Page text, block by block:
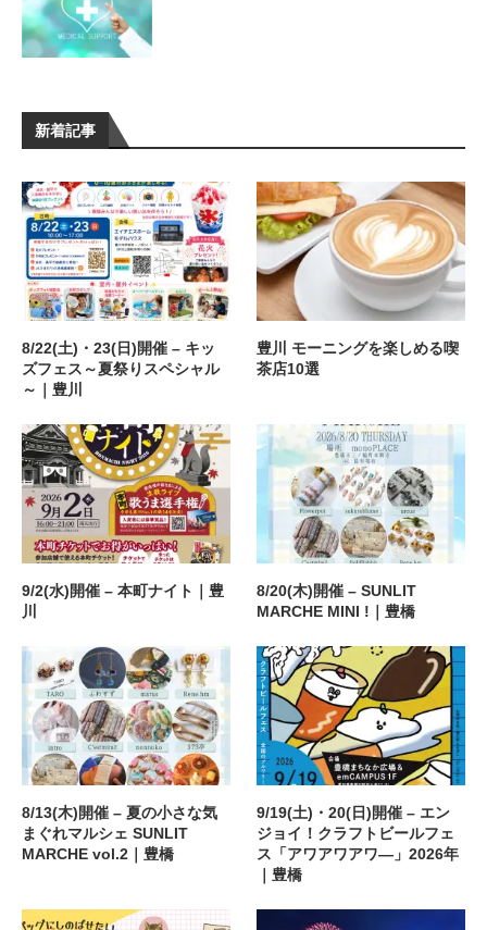
新着記事
8/22(土)・23(日)開催 – キッ
ズフェス～夏祭りスペシャル
～｜豊川
豊川 モーニングを楽しめる喫
茶店10選
9/2(水)開催 – 本町ナイト｜豊
川
8/20(木)開催 – SUNLIT
MARCHE MINI !｜豊橋
8/13(木)開催 – 夏の小さな気
まぐれマルシェ SUNLIT
MARCHE vol.2｜豊橋
9/19(土)・20(日)開催 – エン
ジョイ！クラフトビールフェ
ス「アワアワアワ―」2026年
｜豊橋